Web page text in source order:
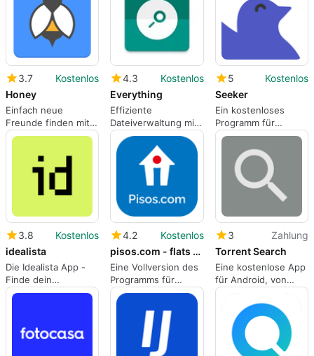
3.7
Kostenlos
Honey
Einfach neue
Freunde finden mit
Honey
4.3
Kostenlos
Everything
Effiziente
Dateiverwaltung mit
Everything Smart
Search
5
Kostenlos
Seeker
Ein kostenloses
Programm für
Android, von
ShinjiIndustrial.
3.8
Kostenlos
idealista
Die Idealista App -
Finde dein
Traumhaus in
4.2
Kostenlos
pisos.com - flats and houses
Eine Vollversion des
Programms für
Android, von
pisos.com.
3
Zahlung
Torrent Search
Eine kostenlose App
für Android, von
Xterminate Studio.